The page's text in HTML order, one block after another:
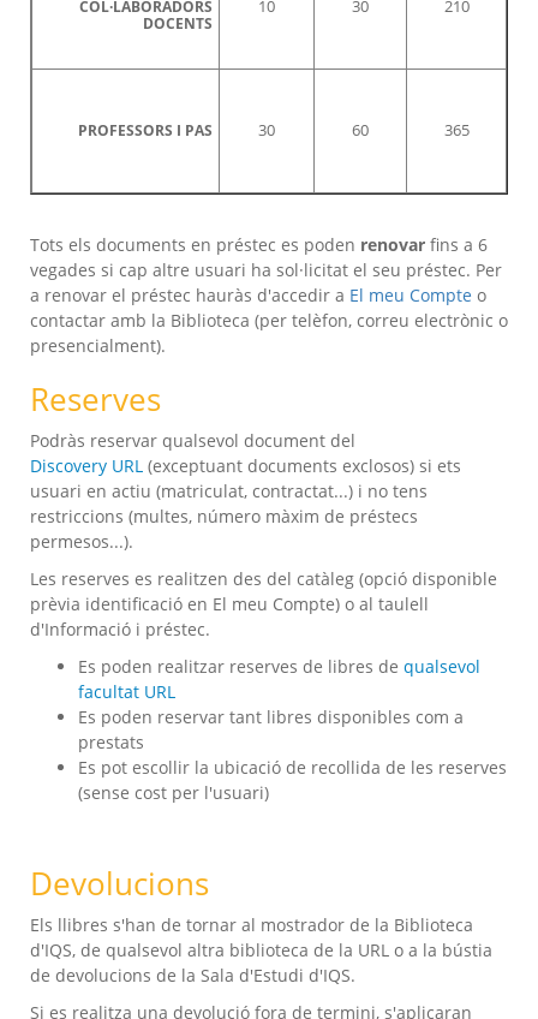
COL·LABORADORS
DOCENTS
10 30 210
PROFESSORS I PAS 30 60 365
Tots els documents en préstec es poden renovar fins a 6
vegades si cap altre usuari ha sol·licitat el seu préstec. Per
a renovar el préstec hauràs d'accedir a El meu Compte o
contactar amb la Biblioteca (per telèfon, correu electrònic o
presencialment).
Reserves
Podràs reservar qualsevol document del
Discovery URL (exceptuant documents exclosos) si ets
usuari en actiu (matriculat, contractat...) i no tens
restriccions (multes, número màxim de préstecs
permesos...).
Les reserves es realitzen des del catàleg (opció disponible
prèvia identificació en El meu Compte) o al taulell
d'Informació i préstec.
Es poden realitzar reserves de libres de qualsevol
facultat URL
Es poden reservar tant libres disponibles com a
prestats
Es pot escollir la ubicació de recollida de les reserves
(sense cost per l'usuari)
Devolucions
Els llibres s'han de tornar al mostrador de la Biblioteca
d'IQS, de qualsevol altra biblioteca de la URL o a la bústia
de devolucions de la Sala d'Estudi d'IQS.
Si es realitza una devolució fora de termini, s'aplicaran